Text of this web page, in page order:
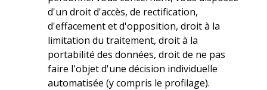
d'un droit d'accès, de rectification,
d'effacement et d'opposition, droit à la
limitation du traitement, droit à la
portabilité des données, droit de ne pas
faire l'objet d'une décision individuelle
automatisée (y compris le profilage).